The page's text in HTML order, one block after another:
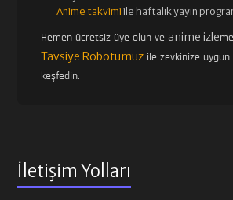
Anime takvimi ile haftalık yayın
Hemen ücretsiz üye olun ve anime izle
Tavsiye Robotumuz ile zevkinize
keşfedin.
İletişim Yolları